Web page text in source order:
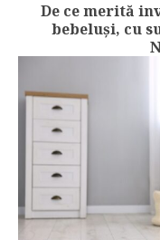
De ce merită
bebeluși, cu